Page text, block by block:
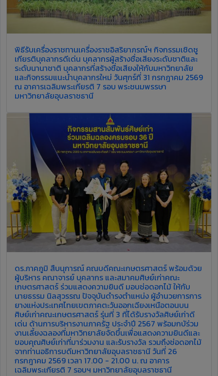
พิธีรับเครื่องราชทานเครื่องราชอิสริยาภรณ์ฯ กิจกรรมเชิดชู
เกียรติบุคลากรดีเด่น บุคลากรผู้สร้างชื่อเสียงระดับชาติและ
ระดับนานาชาติ บุคลากรที่สร้างชื่อเสียงให้กับมหาวิทยาลัย
และกิจกรรมแนะนำบุคลากรใหม่ วันศุกร์ที่ 31 กรกฎาคม 2569
ณ อาคารเฉลิมพระเกียรติ 7 รอบ พระชนมพรรษา
มหาวิทยาลัยอุบลราชธานี
ดร.ภาคภูมิ สืบนุการณ์ คณบดีคณะเกษตรศาสตร์ พร้อมด้วย
ผู้บริหาร คณาจารย์ บุคลากร และสมาคมศิษย์เก่าคณะ
เกษตรศาสตร์ ร่วมแสดงความยินดี มอบช่อดอกไม้ ให้กับ
นายธรรม นิลสุวรรณ ปัจจุบันดำรงตำแหน่ง ผู้อำนวยการการ
ยางแห่งประเทศไทยเขตภาคตะวันออกเฉียงเหนือตอนบน
ศิษย์เก่าคณะเกษตรศาสตร์ รุ่นที่ 3 ที่ได้รับรางวัลศิษย์เก่าดี
เด่น ด้านการบริหารงานภาครัฐ ประจำปี 2567 พร้อมกบัร่วม
งานเลี้ยงฉลองที่มหาวิทยาลัยจัดขึ้นเพื่อแสดงความยินดีและ
ขอบคุณศิษย์เก่าที่มาร่วมงาน และรับรางวัล รวมถึงช่อดอกไม้
จากท่านอธิการบดีมหาวิทยาลัยอุบลราชธานี วันที่ 26
กรกฎาคม 2569 เวลา 17.00 - 21.00 น. ณ อาคาร
เฉลิมพระเกียรติ 7 รอบฯ มหาวิทยาลัยอุบลราชธานี